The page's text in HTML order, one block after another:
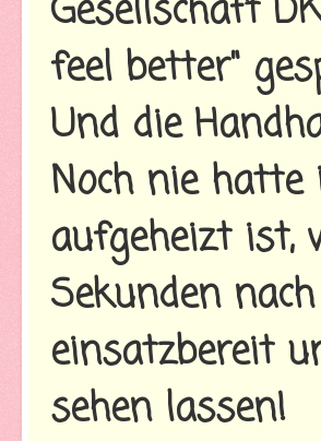
Gesellschaft
feel better"
Und die
Noch nie hatte
aufgeheizt ist,
Sekunden
einsatzbereit
sehen lassen!